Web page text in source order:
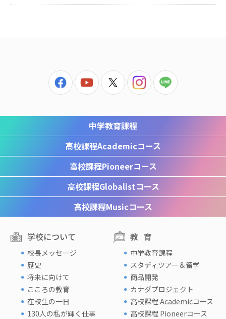
中学教育課程
高校課程Academicコース
高校課程Pioneerコース
高校課程Globalistコース
高校課程Musicコース
学校について
校長メッセージ
歴史
将来に向けて
こころの教育
在校生の一日
130人の私が輝く仕事
教育
中学教育課程
スタディツアー＆留学
商品開発
カナダプロジェクト
高校課程 Academicコース
高校課程 Pioneerコース